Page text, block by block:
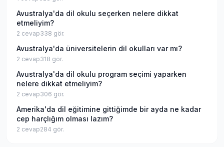
Avustralya'da dil okulu seçerken nelere dikkat
etmeliyim?
2 cevap338 gör.
Avustralya'da üniversitelerin dil okulları var mı?
2 cevap318 gör.
Avustralya'da dil okulu program seçimi yaparken
nelere dikkat etmeliyim?
2 cevap306 gör.
Amerika'da dil eğitimine gittiğimde bir ayda ne kadar
cep harçlığım olması lazım?
2 cevap284 gör.